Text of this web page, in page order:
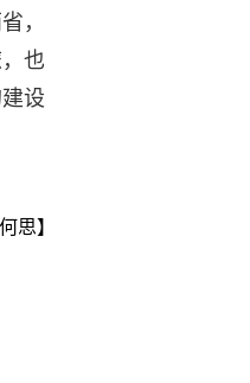
，
也
设
思】